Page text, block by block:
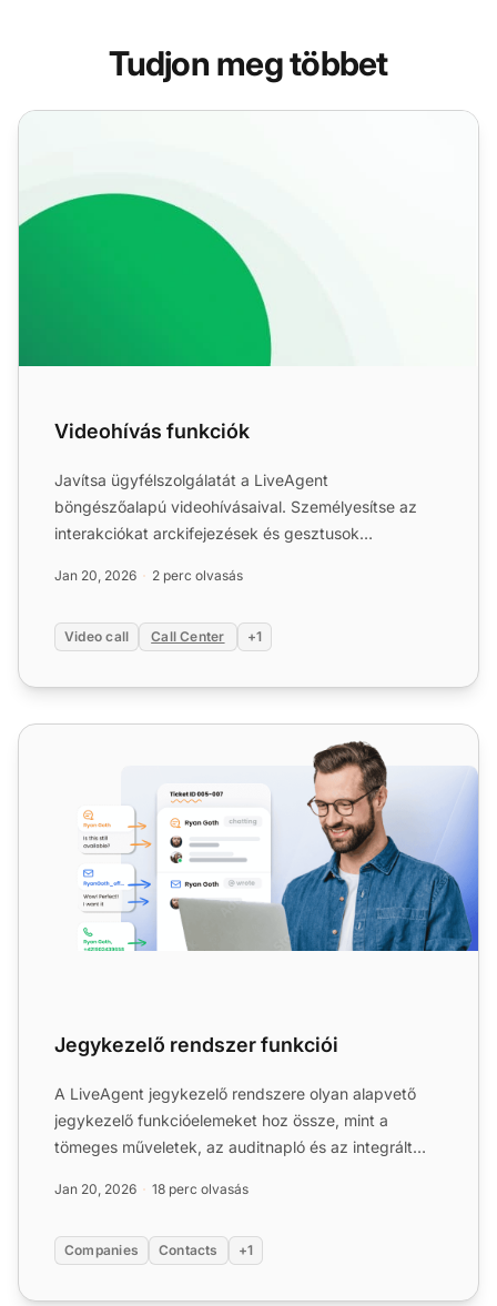
Tudjon meg többet
Videohívás funkciók
Videohívás funkciók
Javítsa ügyfélszolgálatát a LiveAgent
böngészőalapú videohívásaival. Személyesítse az
interakciókat arckifejezések és gesztusok
Jan 20, 2026 2 perc olvasás
Video call Call Center +1
Jegykezelő rendszer funkciói
Jegykezelő rendszer funkciói
A LiveAgent jegykezelő rendszere olyan alapvető
jegykezelő funkcióelemeket hoz össze, mint a
tömeges műveletek, az auditnapló és az integrált
Jan 20, 2026 18 perc olvasás
Companies Contacts +1